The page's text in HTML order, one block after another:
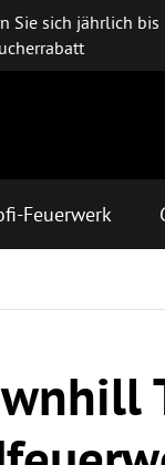
Sie sich jährlich
Feuerwerk